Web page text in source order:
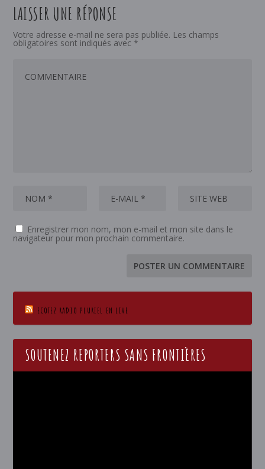
LAISSER UNE RÉPONSE
Votre adresse e-mail ne sera pas publiée. Les champs
obligatoires sont indiqués avec *
Enregistrer mon nom, mon e-mail et mon site dans le
navigateur pour mon prochain commentaire.
ECOTEZ RADIO PLURIEL EN LIVE
SOUTENEZ REPORTERS SANS FRONTIÈRES